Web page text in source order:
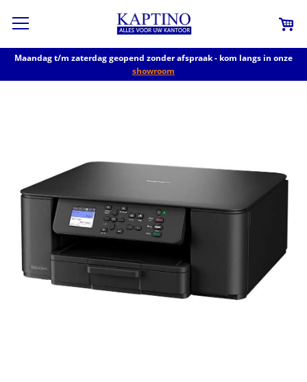
Maandag t/m zaterdag geopend zonder afspraak - kom langs in onze
showroom